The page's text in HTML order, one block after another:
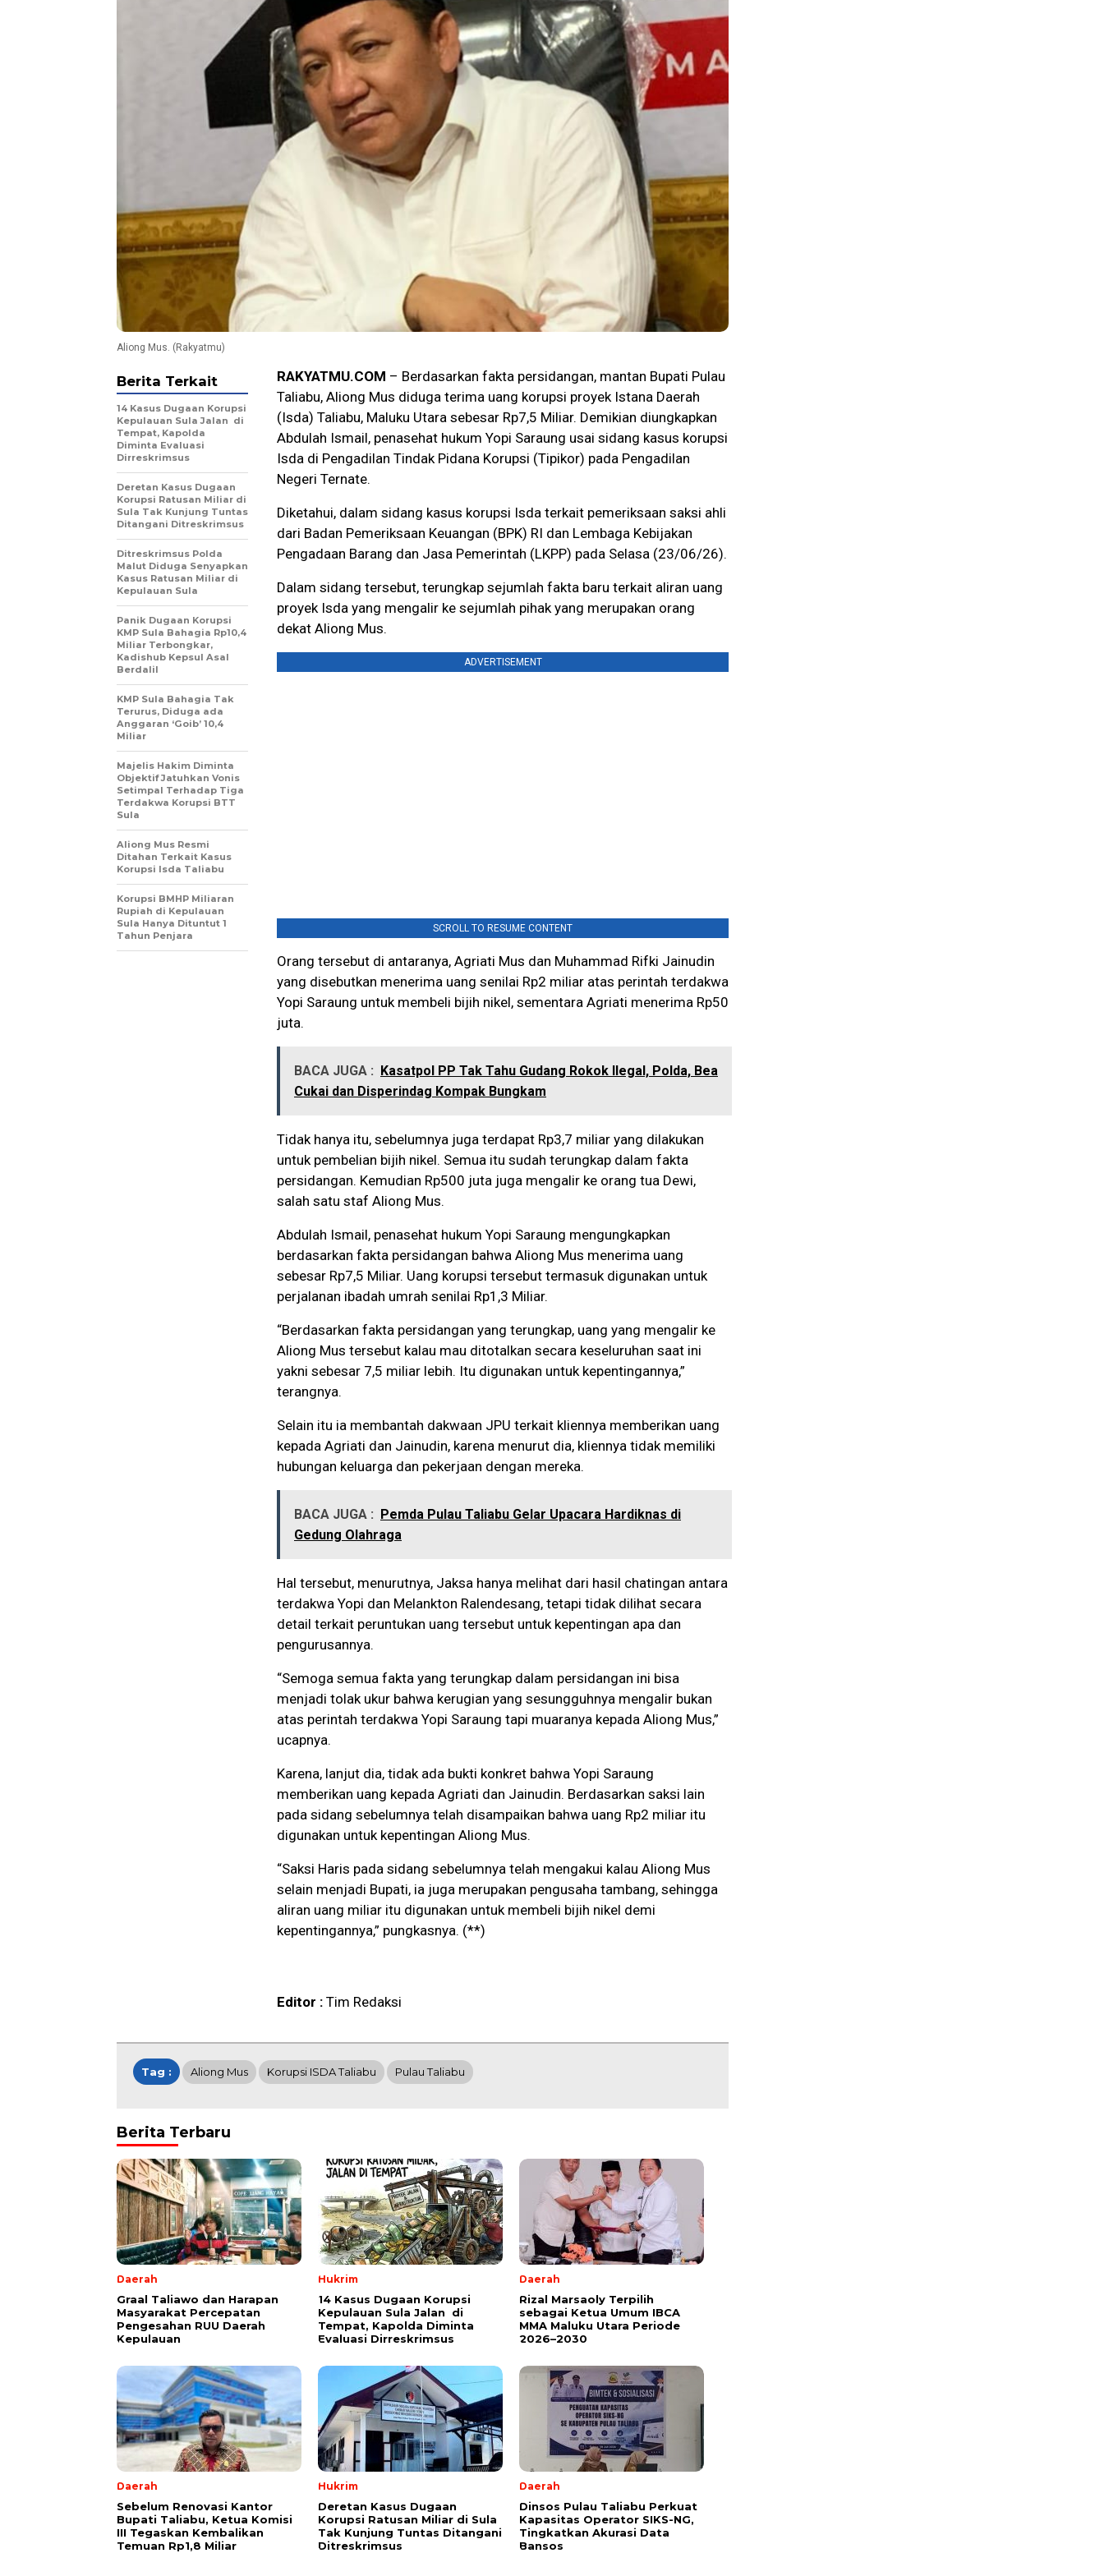
Aliong Mus. (Rakyatmu)
RAKYATMU.COM – Berdasarkan fakta persidangan, mantan Bupati Pulau
Taliabu, Aliong Mus diduga terima uang korupsi proyek Istana Daerah
(Isda) Taliabu, Maluku Utara sebesar Rp7,5 Miliar. Demikian diungkapkan
Abdulah Ismail, penasehat hukum Yopi Saraung usai sidang kasus korupsi
Isda di Pengadilan Tindak Pidana Korupsi (Tipikor) pada Pengadilan
Negeri Ternate.
Diketahui, dalam sidang kasus korupsi Isda terkait pemeriksaan saksi ahli
dari Badan Pemeriksaan Keuangan (BPK) RI dan Lembaga Kebijakan
Pengadaan Barang dan Jasa Pemerintah (LKPP) pada Selasa (23/06/26).
Dalam sidang tersebut, terungkap sejumlah fakta baru terkait aliran uang
proyek Isda yang mengalir ke sejumlah pihak yang merupakan orang
dekat Aliong Mus.
ADVERTISEMENT
SCROLL TO RESUME CONTENT
Orang tersebut di antaranya, Agriati Mus dan Muhammad Rifki Jainudin
yang disebutkan menerima uang senilai Rp2 miliar atas perintah terdakwa
Yopi Saraung untuk membeli bijih nikel, sementara Agriati menerima Rp50
juta.
BACA JUGA :
Kasatpol PP Tak Tahu Gudang Rokok Ilegal, Polda, Bea
Cukai dan Disperindag Kompak Bungkam
Tidak hanya itu, sebelumnya juga terdapat Rp3,7 miliar yang dilakukan
untuk pembelian bijih nikel. Semua itu sudah terungkap dalam fakta
persidangan. Kemudian Rp500 juta juga mengalir ke orang tua Dewi,
salah satu staf Aliong Mus.
Abdulah Ismail, penasehat hukum Yopi Saraung mengungkapkan
berdasarkan fakta persidangan bahwa Aliong Mus menerima uang
sebesar Rp7,5 Miliar. Uang korupsi tersebut termasuk digunakan untuk
perjalanan ibadah umrah senilai Rp1,3 Miliar.
“Berdasarkan fakta persidangan yang terungkap, uang yang mengalir ke
Aliong Mus tersebut kalau mau ditotalkan secara keseluruhan saat ini
yakni sebesar 7,5 miliar lebih. Itu digunakan untuk kepentingannya,”
terangnya.
Selain itu ia membantah dakwaan JPU terkait kliennya memberikan uang
kepada Agriati dan Jainudin, karena menurut dia, kliennya tidak memiliki
hubungan keluarga dan pekerjaan dengan mereka.
BACA JUGA :
Pemda Pulau Taliabu Gelar Upacara Hardiknas di
Gedung Olahraga
Hal tersebut, menurutnya, Jaksa hanya melihat dari hasil chatingan antara
terdakwa Yopi dan Melankton Ralendesang, tetapi tidak dilihat secara
detail terkait peruntukan uang tersebut untuk kepentingan apa dan
pengurusannya.
“Semoga semua fakta yang terungkap dalam persidangan ini bisa
menjadi tolak ukur bahwa kerugian yang sesungguhnya mengalir bukan
atas perintah terdakwa Yopi Saraung tapi muaranya kepada Aliong Mus,”
ucapnya.
Karena, lanjut dia, tidak ada bukti konkret bahwa Yopi Saraung
memberikan uang kepada Agriati dan Jainudin. Berdasarkan saksi lain
pada sidang sebelumnya telah disampaikan bahwa uang Rp2 miliar itu
digunakan untuk kepentingan Aliong Mus.
“Saksi Haris pada sidang sebelumnya telah mengakui kalau Aliong Mus
selain menjadi Bupati, ia juga merupakan pengusaha tambang, sehingga
aliran uang miliar itu digunakan untuk membeli bijih nikel demi
kepentingannya,” pungkasnya. (**)
Editor : Tim Redaksi
Berita Terkait
14 Kasus Dugaan Korupsi
Kepulauan Sula Jalan di
Tempat, Kapolda
Diminta Evaluasi
Dirreskrimsus
Deretan Kasus Dugaan
Korupsi Ratusan Miliar di
Sula Tak Kunjung Tuntas
Ditangani Ditreskrimsus
Ditreskrimsus Polda
Malut Diduga Senyapkan
Kasus Ratusan Miliar di
Kepulauan Sula
Panik Dugaan Korupsi
KMP Sula Bahagia Rp10,4
Miliar Terbongkar,
Kadishub Kepsul Asal
Berdalil
KMP Sula Bahagia Tak
Terurus, Diduga ada
Anggaran ‘Goib’ 10,4
Miliar
Majelis Hakim Diminta
Objektif Jatuhkan Vonis
Setimpal Terhadap Tiga
Terdakwa Korupsi BTT
Sula
Aliong Mus Resmi
Ditahan Terkait Kasus
Korupsi Isda Taliabu
Korupsi BMHP Miliaran
Rupiah di Kepulauan
Sula Hanya Dituntut 1
Tahun Penjara
Tag : Aliong Mus Korupsi ISDA Taliabu Pulau Taliabu
Berita Terbaru
Daerah
Graal Taliawo dan Harapan
Masyarakat Percepatan
Pengesahan RUU Daerah
Kepulauan
Hukrim
14 Kasus Dugaan Korupsi
Kepulauan Sula Jalan di
Tempat, Kapolda Diminta
Evaluasi Dirreskrimsus
Daerah
Rizal Marsaoly Terpilih
sebagai Ketua Umum IBCA
MMA Maluku Utara Periode
2026–2030
Daerah
Sebelum Renovasi Kantor
Bupati Taliabu, Ketua Komisi
III Tegaskan Kembalikan
Temuan Rp1,8 Miliar
Hukrim
Deretan Kasus Dugaan
Korupsi Ratusan Miliar di Sula
Tak Kunjung Tuntas Ditangani
Ditreskrimsus
Daerah
Dinsos Pulau Taliabu Perkuat
Kapasitas Operator SIKS-NG,
Tingkatkan Akurasi Data
Bansos